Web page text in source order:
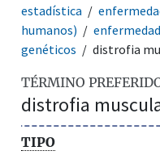
estadística
humanos)
genéticos
distrofia
TÉRMINO
distrofia
TIPO